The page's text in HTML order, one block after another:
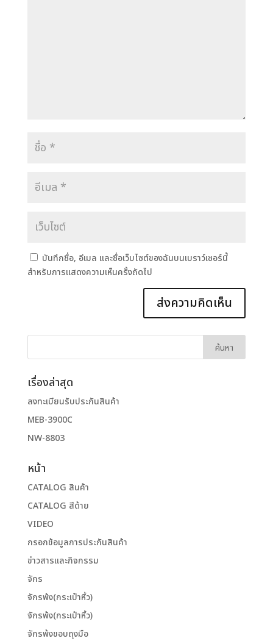
บันทึกชื่อ, อีเมล และชื่อเว็บไซต์ของฉันบนเบราว์เซอร์นี้
สำหรับการแสดงความเห็นครั้งถัดไป
เรื่องล่าสุด
ลงทะเบียนรับประกันสินค้า
MEB-3900C
NW-8803
หน้า
CATALOG สินค้า
CATALOG สีด้าย
VIDEO
กรอกข้อมูลการประกันสินค้า
ข่าวสารและกิจกรรม
จักร
จักรพ้ง(กระเป๋าหิ้ว)
จักรพ้ง(กระเป๋าหิ้ว)
จักรพ้งขอบถุงมือ